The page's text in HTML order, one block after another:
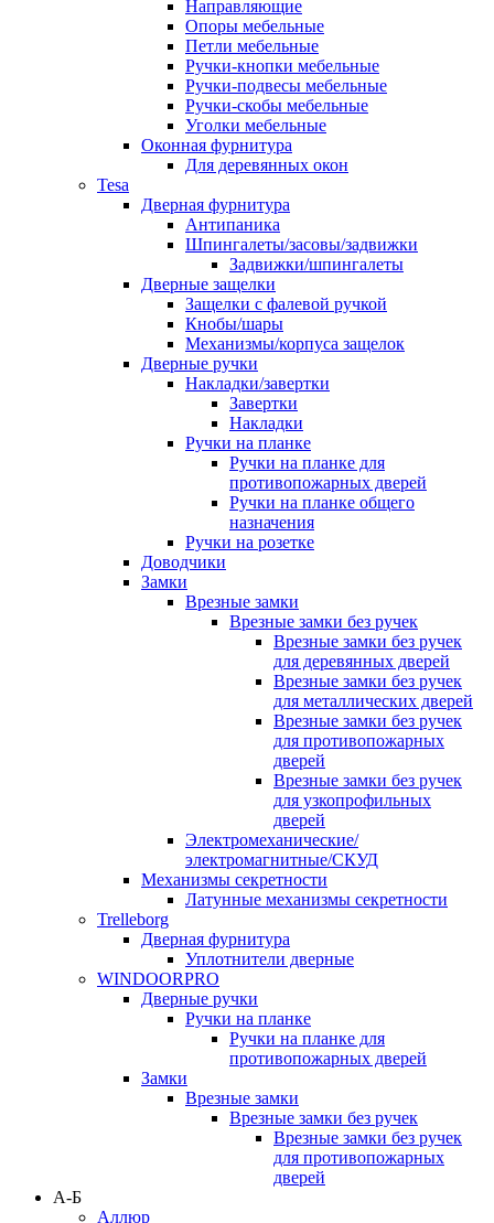
Направляющие
Опоры мебельные
Петли мебельные
Ручки-кнопки мебельные
Ручки-подвесы мебельные
Ручки-скобы мебельные
Уголки мебельные
Оконная фурнитура
Для деревянных окон
Tesa
Дверная фурнитура
Антипаника
Шпингалеты/засовы/задвижки
Задвижки/шпингалеты
Дверные защелки
Защелки с фалевой ручкой
Кнобы/шары
Механизмы/корпуса защелок
Дверные ручки
Накладки/завертки
Завертки
Накладки
Ручки на планке
Ручки на планке для
противопожарных дверей
Ручки на планке общего
назначения
Ручки на розетке
Доводчики
Замки
Врезные замки
Врезные замки без ручек
Врезные замки без ручек
для деревянных дверей
Врезные замки без ручек
для металлических дверей
Врезные замки без ручек
для противопожарных
дверей
Врезные замки без ручек
для узкопрофильных
дверей
Электромеханические/
электромагнитные/СКУД
Механизмы секретности
Латунные механизмы секретности
Trelleborg
Дверная фурнитура
Уплотнители дверные
WINDOORPRO
Дверные ручки
Ручки на планке
Ручки на планке для
противопожарных дверей
Замки
Врезные замки
Врезные замки без ручек
Врезные замки без ручек
для противопожарных
дверей
А-Б
Аллюр